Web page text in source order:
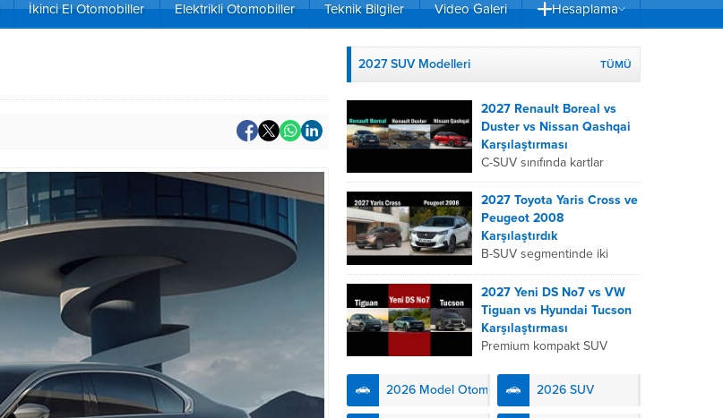
İkinci El Otomobiller Elektrikli Otomobiller Teknik Bilgiler Video Galeri Hesaplama
2027 SUV Modelleri TÜMÜ
2027 Renault Boreal vs
Duster vs Nissan Qashqai
Karşılaştırması
C-SUV sınıfında kartlar
yeniden dağıtıldı. 2027
Renault Boreal, Renault
Duster ve Nissan Qashqai;
her biri farklı bir sürüş
deneyimi, motor...
2027 Toyota Yaris Cross ve
Peugeot 2008
Karşılaştırdık
B-SUV segmentinde iki
önemli oyuncu olan 2027
Toyota Yaris
Cross ve Peugeot 2008,
farklı mühendislik
felsefeleriyle kullanıcıların
hibrit teknolojisindeki
uzmanlığını...
2027 Yeni DS No7 vs VW
Tiguan vs Hyundai Tucson
Karşılaştırması
Premium kompakt SUV
isteyen 2027 DS No7,
2026 Model Otomobiller 2026 SUV